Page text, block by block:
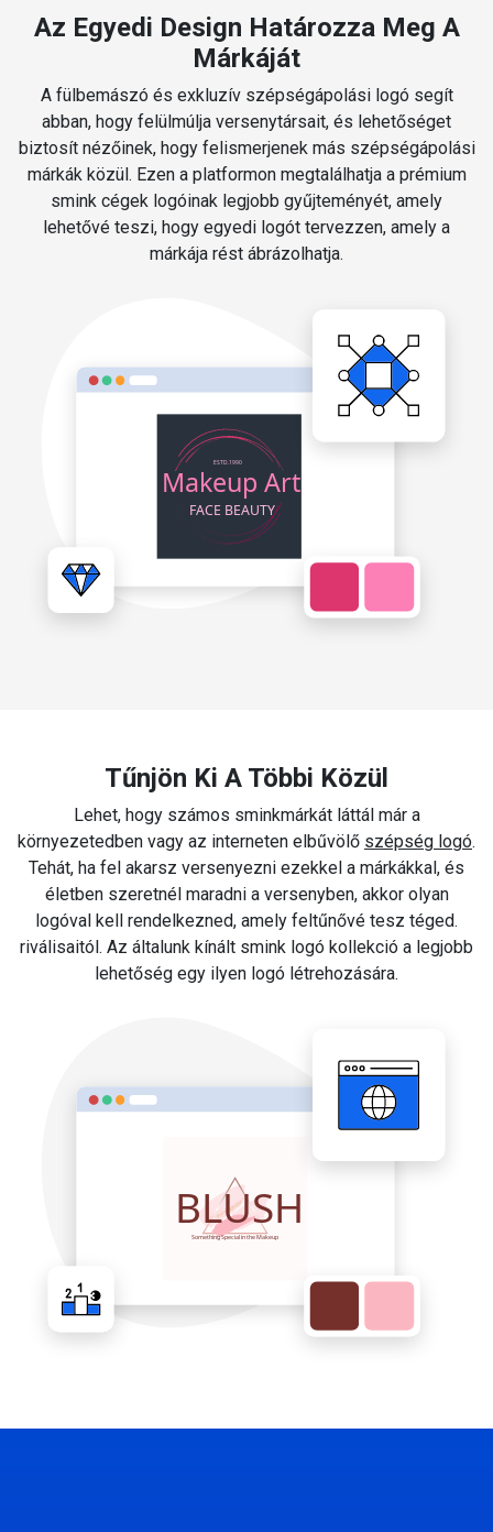
Az Egyedi Design Határozza Meg A
Márkáját
A fülbemászó és exkluzív szépségápolási logó segít
abban, hogy felülmúlja versenytársait, és lehetőséget
biztosít nézőinek, hogy felismerjenek más szépségápolási
márkák közül. Ezen a platformon megtalálhatja a prémium
smink cégek logóinak legjobb gyűjteményét, amely
lehetővé teszi, hogy egyedi logót tervezzen, amely a
márkája rést ábrázolhatja.
Tűnjön Ki A Többi Közül
Lehet, hogy számos sminkmárkát láttál már a
környezetedben vagy az interneten elbűvölő szépség logó.
Tehát, ha fel akarsz versenyezni ezekkel a márkákkal, és
életben szeretnél maradni a versenyben, akkor olyan
logóval kell rendelkezned, amely feltűnővé tesz téged.
riválisaitól. Az általunk kínált smink logó kollekció a legjobb
lehetőség egy ilyen logó létrehozására.